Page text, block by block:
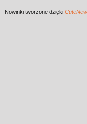
Nowinki tworzone dzięki